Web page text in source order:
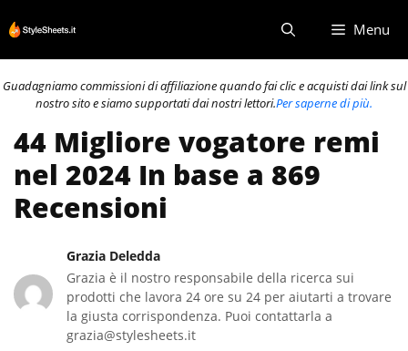
al
contenuto
Menu
Guadagniamo commissioni di affiliazione quando fai clic e acquisti dai link sul
nostro sito e siamo supportati dai nostri lettori.Per saperne di più.
44 Migliore vogatore remi
nel 2024 In base a 869
Recensioni
Grazia Deledda
Grazia è il nostro responsabile della ricerca sui
prodotti che lavora 24 ore su 24 per aiutarti a trovare
la giusta corrispondenza. Puoi contattarla a
grazia@stylesheets.it